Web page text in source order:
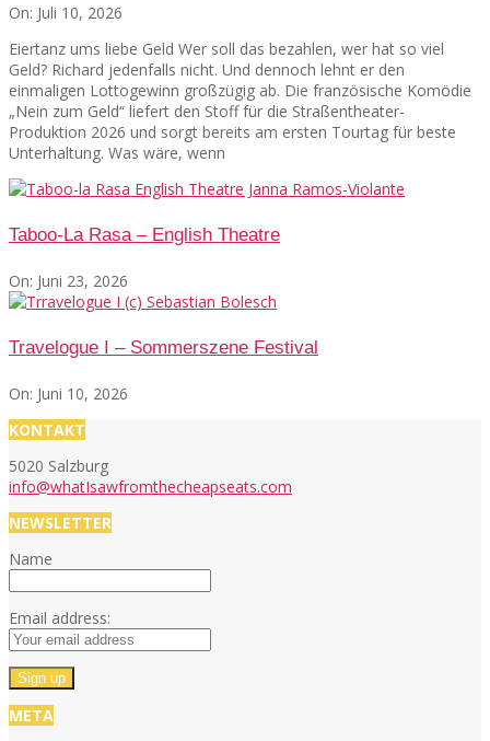
On: Juli 10, 2026
Eiertanz ums liebe Geld Wer soll das bezahlen, wer hat so viel
Geld? Richard jedenfalls nicht. Und dennoch lehnt er den
einmaligen Lottogewinn großzügig ab. Die französische Komödie
„Nein zum Geld“ liefert den Stoff für die Straßentheater-
Produktion 2026 und sorgt bereits am ersten Tourtag für beste
Unterhaltung. Was wäre, wenn
Taboo-La Rasa – English Theatre
On: Juni 23, 2026
Travelogue I – Sommerszene Festival
On: Juni 10, 2026
KONTAKT
5020 Salzburg
info@whatIsawfromthecheapseats.com
NEWSLETTER
Name
Email address:
META